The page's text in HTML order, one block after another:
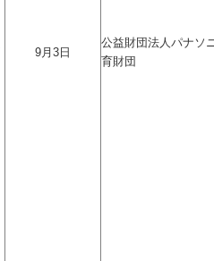
9月3日
公益財団法人パナソ
育財団